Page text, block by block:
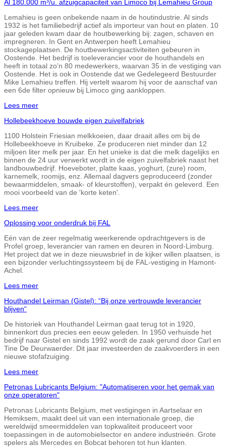
Al 180.000 m³/u. afzuigcapaciteit van Limoco bij Lemahieu Group
Lemahieu is geen onbekende naam in de houtindustrie. Al sinds
1932 is het familiebedrijf actief als importeur van hout en platen. 10
jaar geleden kwam daar de houtbewerking bij: zagen, schaven en
impregneren. In Gent en Antwerpen heeft Lemahieu
stockageplaatsen. De houtbewerkingsactiviteiten gebeuren in
Oostende. Het bedrijf is toeleverancier voor de houthandels en
heeft in totaal zo'n 80 medewerkers, waarvan 35 in de vestiging van
Oostende. Het is ook in Oostende dat we Gedelegeerd Bestuurder
Mike Lemahieu treffen. Hij vertelt waarom hij voor de aanschaf van
een 6de filter opnieuw bij Limoco ging aankloppen.
Lees meer
Hollebeekhoeve bouwde eigen zuivelfabriek
1100 Holstein Friesian melkkoeien, daar draait alles om bij de
Hollebeekhoeve in Kruibeke. Ze produceren niet minder dan 12
miljoen liter melk per jaar. En het unieke is dat die melk dagelijks en
binnen de 24 uur verwerkt wordt in de eigen zuivelfabriek naast het
landbouwbedrijf. Hoeveboter, platte kaas, yoghurt, (zure) room,
karnemelk, roomijs, enz. Allemaal dagvers geproduceerd (zonder
bewaarmiddelen, smaak- of kleurstoffen), verpakt én geleverd. Een
mooi voorbeeld van de 'korte keten'.
Lees meer
Oplossing voor onderdruk bij FAL
Eén van de zeer regelmatig weerkerende opdrachtgevers is de
Profel groep, leverancier van ramen en deuren in Noord-Limburg.
Het project dat we in deze nieuwsbrief in de kijker willen plaatsen, is
een bijzonder verluchtingssysteem bij de FAL-vestiging in Hamont-
Achel.
Lees meer
Houthandel Leirman (Gistel): “Bij onze vertrouwde leverancier
blijven“
De historiek van Houthandel Leirman gaat terug tot in 1920,
binnenkort dus precies een eeuw geleden. In 1950 verhuisde het
bedrijf naar Gistel en sinds 1992 wordt de zaak gerund door Carl en
Tine De Deurwaerder. Dit jaar investeerden de zaakvoerders in een
nieuwe stofafzuiging.
Lees meer
Petronas Lubricants Belgium: "Automatiseren voor het gemak van
onze operatoren"
Petronas Lubricants Belgium, met vestigingen in Aartselaar en
Hemiksem, maakt deel uit van een internationale groep, die
wereldwijd smeermiddelen van topkwaliteit produceert voor
toepassingen in de automobielsector en andere industrieën. Grote
spelers als Mercedes en Bobcat behoren tot hun klanten.